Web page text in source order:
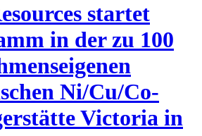
startet
in der zu 100
Ni/Cu/Co-
Victoria in